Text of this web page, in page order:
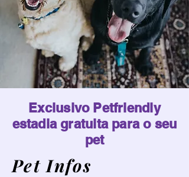
Exclusivo Petfriendly
estadia gratuita para o seu
pet
Pet Infos